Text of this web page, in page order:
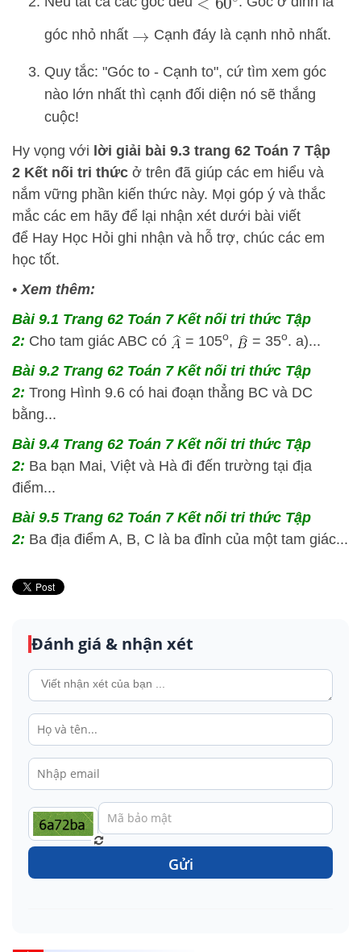
góc nhỏ nhất → Cạnh đáy là cạnh nhỏ nhất.
Quy tắc: "Góc to - Cạnh to", cứ tìm xem góc
nào lớn nhất thì cạnh đối diện nó sẽ thắng
cuộc!
Hy vọng với lời giải bài 9.3 trang 62 Toán 7 Tập
2 Kết nối tri thức ở trên đã giúp các em hiểu và
nắm vững phần kiến thức này. Mọi góp ý và thắc
mắc các em hãy để lại nhận xét dưới bài viết
để Hay Học Hỏi ghi nhận và hỗ trợ, chúc các em
học tốt.
• Xem thêm:
Bài 9.1 Trang 62 Toán 7 Kết nối tri thức Tập
2: Cho tam giác ABC có = 105o, = 35o. a)...
Bài 9.2 Trang 62 Toán 7 Kết nối tri thức Tập
2: Trong Hình 9.6 có hai đoạn thẳng BC và DC
bằng...
Bài 9.4 Trang 62 Toán 7 Kết nối tri thức Tập
2: Ba bạn Mai, Việt và Hà đi đến trường tại địa
điểm...
Bài 9.5 Trang 62 Toán 7 Kết nối tri thức Tập
2: Ba địa điểm A, B, C là ba đỉnh của một tam giác...
Đánh giá & nhận xét
Gửi